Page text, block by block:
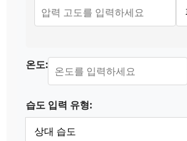
온도:
습도 입력 유형: